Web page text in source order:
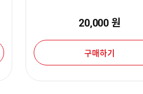
20,000원
구매하기